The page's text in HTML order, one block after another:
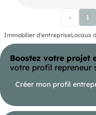
places de parking
informations sur les
technologiques,
sont disponibles sur
< 1
Immobilier d'entrepriseLocaux
Boostez votre projet
votre profil repreneur
Créer mon profil